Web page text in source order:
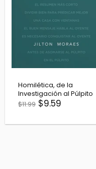
Homilética, de la
Investigación al Púlpito
$11.99 $9.59